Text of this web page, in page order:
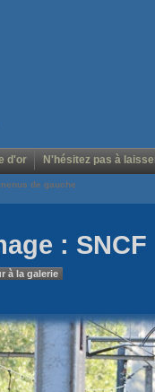
d'or N'hésitez pas à
de gauche
:
à la galerie